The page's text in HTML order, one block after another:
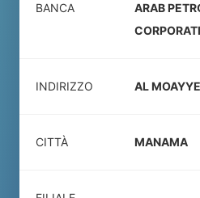
BANCA
ARAB
INDIRIZZO AL
CITTÀ MANAMA